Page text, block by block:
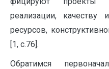
реализации, качеству
ресурсов,
[1, c.76].
Обратимся